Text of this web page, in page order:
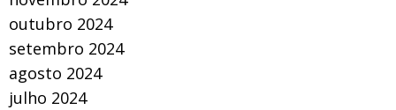
outubro 2024
setembro 2024
agosto 2024
julho 2024